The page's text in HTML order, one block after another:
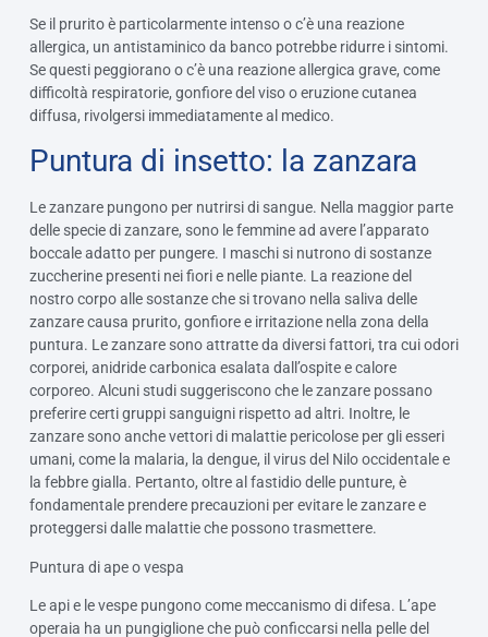
Se il prurito è particolarmente intenso o c’è una reazione
allergica, un antistaminico da banco potrebbe ridurre i sintomi.
Se questi peggiorano o c’è una reazione allergica grave, come
difficoltà respiratorie, gonfiore del viso o eruzione cutanea
diffusa, rivolgersi immediatamente al medico.
Puntura di insetto: la zanzara
Le zanzare pungono per nutrirsi di sangue. Nella maggior parte
delle specie di zanzare, sono le femmine ad avere l’apparato
boccale adatto per pungere. I maschi si nutrono di sostanze
zuccherine presenti nei fiori e nelle piante. La reazione del
nostro corpo alle sostanze che si trovano nella saliva delle
zanzare causa prurito, gonfiore e irritazione nella zona della
puntura. Le zanzare sono attratte da diversi fattori, tra cui odori
corporei, anidride carbonica esalata dall’ospite e calore
corporeo. Alcuni studi suggeriscono che le zanzare possano
preferire certi gruppi sanguigni rispetto ad altri. Inoltre, le
zanzare sono anche vettori di malattie pericolose per gli esseri
umani, come la malaria, la dengue, il virus del Nilo occidentale e
la febbre gialla. Pertanto, oltre al fastidio delle punture, è
fondamentale prendere precauzioni per evitare le zanzare e
proteggersi dalle malattie che possono trasmettere.
Puntura di ape o vespa
Le api e le vespe pungono come meccanismo di difesa. L’ape
operaia ha un pungiglione che può conficcarsi nella pelle del